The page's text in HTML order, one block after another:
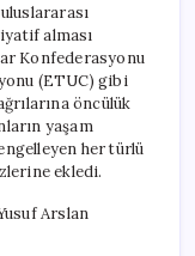
alması
Konfederasyonu
(ETUC) gibi
öncülük
yaşam
her türlü
ekledi.
Arslan